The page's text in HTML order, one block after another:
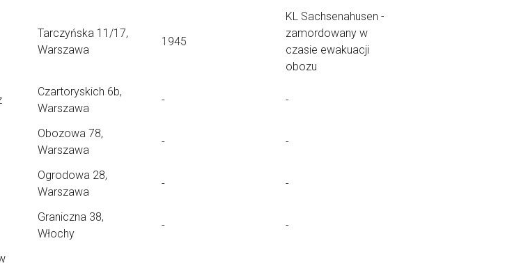
Tarczyńska 11/17,
Warszawa
1945
KL Sachsenahusen -
zamordowany w
czasie ewakuacji
obozu
Czartoryskich 6b,
Warszawa
- -
Obozowa 78,
Warszawa
- -
Ogrodowa 28,
Warszawa
- -
Graniczna 38,
Włochy
- -